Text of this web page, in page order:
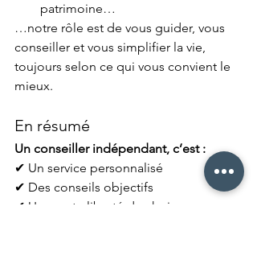
patrimoine…
…notre rôle est de vous guider, vous
conseiller et vous simplifier la vie,
toujours selon ce qui vous convient le
mieux.
En résumé
Un conseiller indépendant, c’est :
✔ Un service personnalisé
✔ Des conseils objectifs
✔ Une vaste liberté de choix